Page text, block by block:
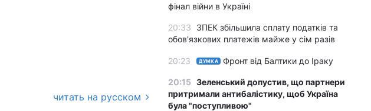
читать на русском
фінал війни в Україні
20:33
ЗПЕК збільшила сплату податків та
обов'язкових платежів майже у сім разів
20:23 ДУМКА Фронт від Балтики до Іраку
20:15 Зеленський допустив, що партнери
притримали антибалістику, щоб Україна
була "поступливою"